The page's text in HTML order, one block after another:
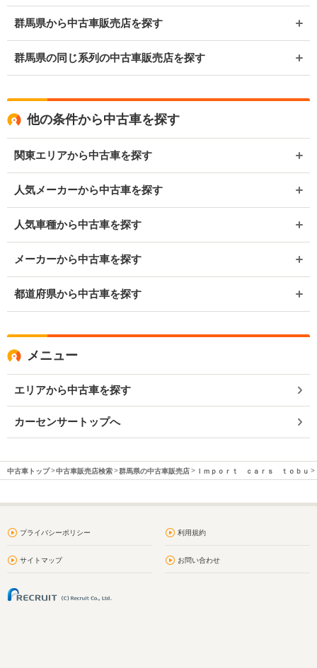
群馬県から中古車販売店を探す
群馬県の同じ系列の中古車販売店を探す
他の条件から中古車を探す
関東エリアから中古車を探す
人気メーカーから中古車を探す
人気車種から中古車を探す
メーカーから中古車を探す
都道府県から中古車を探す
メニュー
エリアから中古車を探す
カーセンサートップへ
中古車トップ 中古車販売店検索 群馬県の中古車販売店 Ｉｍｐｏｒｔ ｃａｒｓ ｔｏｂｕ
プライバシーポリシー 利用規約
サイトマップ お問い合わせ